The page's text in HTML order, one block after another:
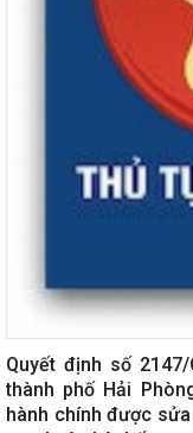
Quyết định số
thành phố Hải
hành chính được